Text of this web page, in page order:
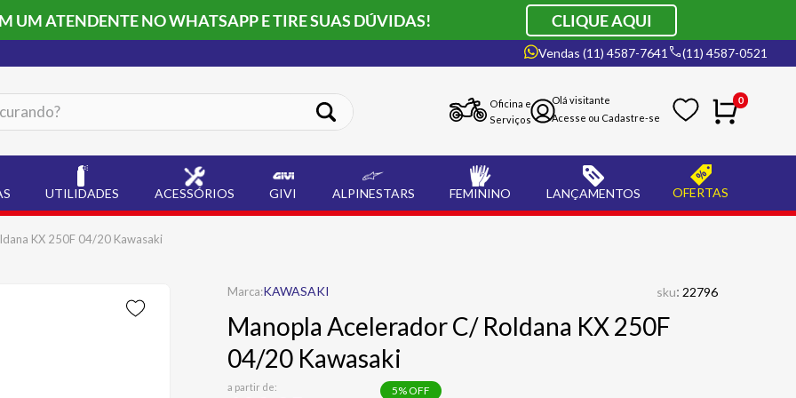
UM ATENDENTE NO WHATSAPP E TIRE SUAS DÚVIDAS! CLIQUE AQUI
Vendas (11) 4587-7641 (11) 4587-0521
Oficina e
Serviços
0
UTILIDADES ACESSÓRIOS GIVI ALPINESTARS FEMININO LANÇAMENTOS OFERTAS
KX 250F 04/20 Kawasaki
KAWASAKI sku: 22796
Manopla Acelerador C/ Roldana KX 250F
04/20 Kawasaki
a partir de: 5% OFF